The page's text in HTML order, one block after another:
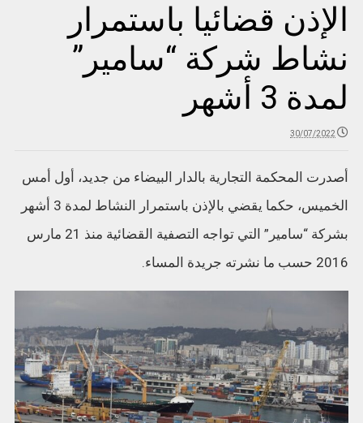
الإذن قضائيا باستمرار
نشاط شركة “سامير”
لمدة 3 أشهر
30/07/2022
أصدرت المحكمة التجارية بالدار البيضاء من جديد، أول أمس
الخميس، حكما يقضي بالإذن باستمرار النشاط لمدة 3 أشهر
بشركة “سامير” التي تواجه التصفية القضائية منذ 21 مارس
2016 حسب ما نشرته جريدة المساء.